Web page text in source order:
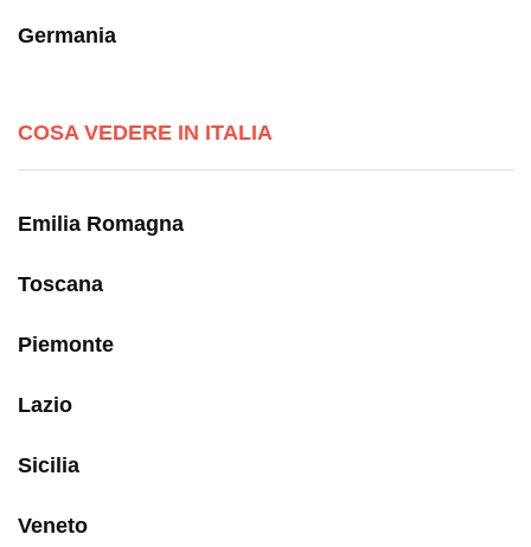
Germania
COSA VEDERE IN ITALIA
Emilia Romagna
Toscana
Piemonte
Lazio
Sicilia
Veneto